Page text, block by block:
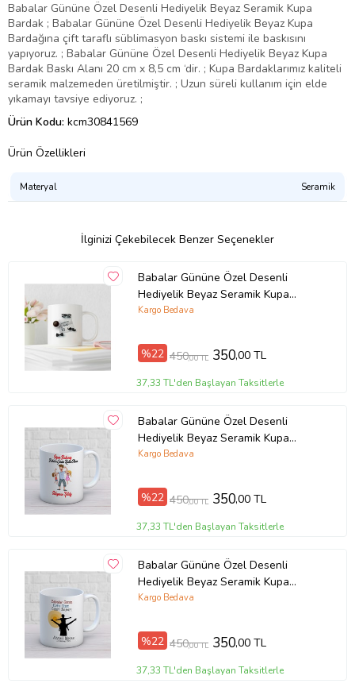
Babalar Gününe Özel Desenli Hediyelik Beyaz Seramik Kupa
Bardak ; Babalar Gününe Özel Desenli Hediyelik Beyaz Kupa
Bardağına çift taraflı süblimasyon baskı sistemi ile baskısını
yapıyoruz. ; Babalar Gününe Özel Desenli Hediyelik Beyaz Kupa
Bardak Baskı Alanı 20 cm x 8,5 cm ‘dir. ; Kupa Bardaklarımız kaliteli
seramik malzemeden üretilmiştir. ; Uzun süreli kullanım için elde
yıkamayı tavsiye ediyoruz. ;
Ürün Kodu: kcm30841569
Ürün Özellikleri
Materyal Seramik
İlginizi Çekebilecek Benzer Seçenekler
Babalar Gününe Özel Desenli
Hediyelik Beyaz Seramik Kupa
Bardak
Kargo Bedava
%22 450,00 TL 350,00 TL
37,33 TL'den Başlayan Taksitlerle
Babalar Gününe Özel Desenli
Hediyelik Beyaz Seramik Kupa
Bardak
Kargo Bedava
%22 450,00 TL 350,00 TL
37,33 TL'den Başlayan Taksitlerle
Babalar Gününe Özel Desenli
Hediyelik Beyaz Seramik Kupa
Bardak
Kargo Bedava
%22 450,00 TL 350,00 TL
37,33 TL'den Başlayan Taksitlerle